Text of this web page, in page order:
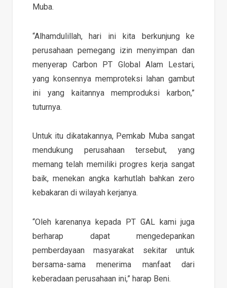
Muba.
“Alhamdulillah, hari ini kita berkunjung ke
perusahaan pemegang izin menyimpan dan
menyerap Carbon PT Global Alam Lestari,
yang konsennya memproteksi lahan gambut
ini yang kaitannya memproduksi karbon,”
tuturnya.
Untuk itu dikatakannya, Pemkab Muba sangat
mendukung perusahaan tersebut, yang
memang telah memiliki progres kerja sangat
baik, menekan angka karhutlah bahkan zero
kebakaran di wilayah kerjanya.
“Oleh karenanya kepada PT GAL kami juga
berharap dapat mengedepankan
pemberdayaan masyarakat sekitar untuk
bersama-sama menerima manfaat dari
keberadaan perusahaan ini,” harap Beni.